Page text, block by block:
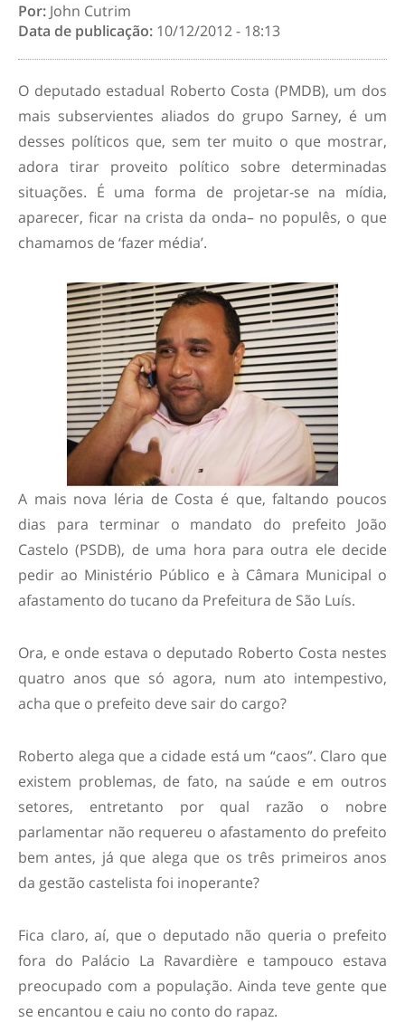
Por: John Cutrim
Data de publicação: 10/12/2012 - 18:13
O deputado estadual Roberto Costa (PMDB), um dos
mais subservientes aliados do grupo Sarney, é um
desses políticos que, sem ter muito o que mostrar,
adora tirar proveito político sobre determinadas
situações. É uma forma de projetar-se na mídia,
aparecer, ficar na crista da onda– no populês, o que
chamamos de ‘fazer média’.
A mais nova léria de Costa é que, faltando poucos
dias para terminar o mandato do prefeito João
Castelo (PSDB), de uma hora para outra ele decide
pedir ao Ministério Público e à Câmara Municipal o
afastamento do tucano da Prefeitura de São Luís.
Ora, e onde estava o deputado Roberto Costa nestes
quatro anos que só agora, num ato intempestivo,
acha que o prefeito deve sair do cargo?
Roberto alega que a cidade está um “caos”. Claro que
existem problemas, de fato, na saúde e em outros
setores, entretanto por qual razão o nobre
parlamentar não requereu o afastamento do prefeito
bem antes, já que alega que os três primeiros anos
da gestão castelista foi inoperante?
Fica claro, aí, que o deputado não queria o prefeito
fora do Palácio La Ravardière e tampouco estava
preocupado com a população. Ainda teve gente que
se encantou e caiu no conto do rapaz.